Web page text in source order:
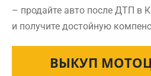
– продайте авто после ДТП в
и получите достойную
ВЫКУП